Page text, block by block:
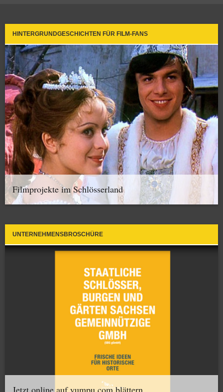
HINTERGRUNDGESCHICHTEN FÜR FILM-FANS
Filmprojekte im Schlösserland
UNTERNEHMENSBROSCHÜRE
Jetzt online auf yumpu.com blättern